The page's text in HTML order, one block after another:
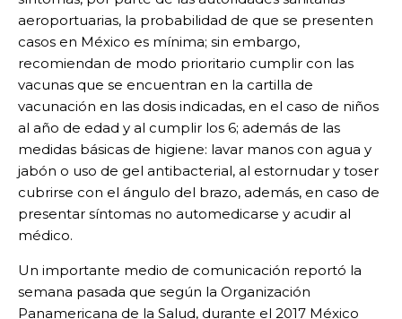
aeroportuarias, la probabilidad de que se presenten
casos en México es mínima; sin embargo,
recomiendan de modo prioritario cumplir con las
vacunas que se encuentran en la cartilla de
vacunación en las dosis indicadas, en el caso de niños
al año de edad y al cumplir los 6; además de las
medidas básicas de higiene: lavar manos con agua y
jabón o uso de gel antibacterial, al estornudar y toser
cubrirse con el ángulo del brazo, además, en caso de
presentar síntomas no automedicarse y acudir al
médico.
Un importante medio de comunicación reportó la
semana pasada que según la Organización
Panamericana de la Salud, durante el 2017 México